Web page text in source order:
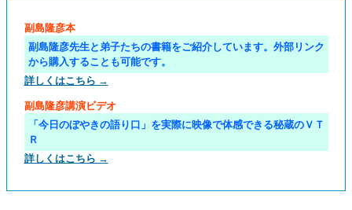
副島隆彦本
副島隆彦先生と弟子たちの書籍をご紹介しています。外部リンク
から購入することも可能です。
詳しくはこちら →
副島隆彦講演ビデオ
「今日のぼやきの語り口」を実際に映像で体感できる秘蔵のＶＴ
Ｒ
詳しくはこちら →